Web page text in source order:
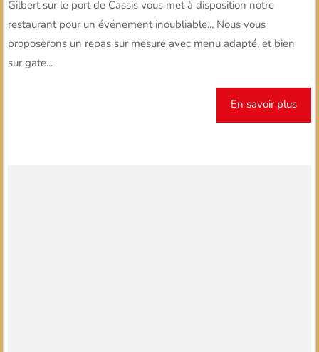
Gilbert sur le port de Cassis vous met à disposition notre
restaurant pour un événement inoubliable... Nous vous
proposerons un repas sur mesure avec menu adapté, et bien
sur gate...
En savoir plus